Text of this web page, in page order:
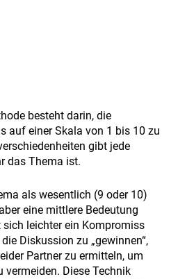
besteht darin, die
auf einer Skala von 1 bis 10 zu
gibt jede
das Thema ist.
als wesentlich (9 oder 10)
eine mittlere Bedeutung
leichter ein Kompromiss
Diskussion zu „gewinnen“,
Partner zu ermitteln, um
Diese Technik